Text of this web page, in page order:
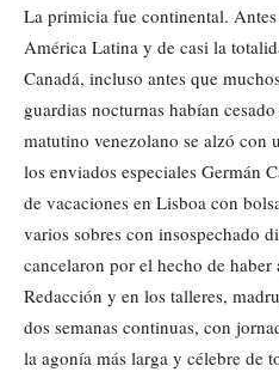
La primicia fue continental.
América Latina y de casi la
Canadá, incluso antes que
guardias nocturnas habían
matutino venezolano se alzó con
los enviados especiales Germán
de vacaciones en Lisboa con
varios sobres con insospechado
cancelaron por el hecho de haber
Redacción y en los talleres,
dos semanas continuas, con
la agonía más larga y célebre de